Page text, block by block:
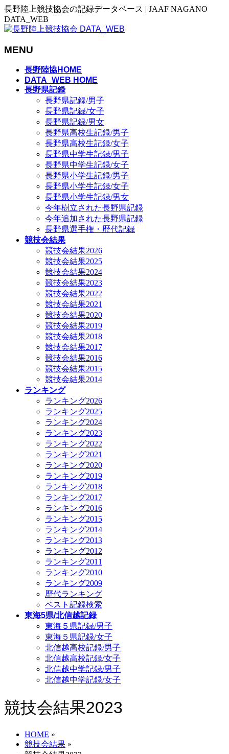
長野陸上競技協会の記録データベース | JAAF NAGANO
DATA_WEB
MENU
長野陸協HOME
DATA_WEB HOME
長野県記録
長野県記録/男子
長野県記録/女子
長野県記録/男女
長野県高校生記録/男子
長野県高校生記録/女子
長野県中学生記録/男子
長野県中学生記録/女子
長野県小学生記録/男子
長野県小学生記録/女子
長野県小学生記録/男女
今年樹立された長野県記録
今年追加された長野県記録
長野県選手権・歴代記録
競技会結果
競技会結果2026
競技会結果2025
競技会結果2024
競技会結果2023
競技会結果2022
競技会結果2021
競技会結果2020
競技会結果2019
競技会結果2018
競技会結果2017
競技会結果2016
競技会結果2015
競技会結果2014
ランキング
ランキング2026
ランキング2025
ランキング2024
ランキング2023
ランキング2022
ランキング2021
ランキング2020
ランキング2019
ランキング2018
ランキング2017
ランキング2016
ランキング2015
ランキング2014
ランキング2013
ランキング2012
ランキング2011
ランキング2010
ランキング2009
歴代ランキング
ベスト記録検索
東海5県/北信越記録
東海５県記録/男子
東海５県記録/女子
北信越高校記録/男子
北信越高校記録/女子
北信越中学記録/男子
北信越中学記録/女子
競技会結果2023
HOME »
競技会結果 »